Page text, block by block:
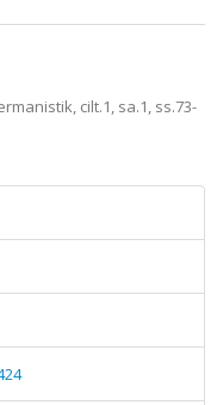
cilt.1, sa.1, ss.73-